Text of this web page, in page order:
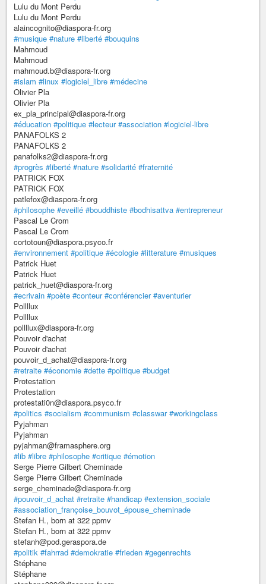
Lulu du Mont Perdu
Lulu du Mont Perdu
alaincognito@diaspora-fr.org
#musique #nature #liberté #bouquins
Mahmoud
Mahmoud
mahmoud.b@diaspora-fr.org
#islam #linux #logiciel_libre #médecine
Olivier Pla
Olivier Pla
ex_pla_principal@diaspora-fr.org
#éducation #politique #lecteur #association #logiciel-libre
PANAFOLKS 2
PANAFOLKS 2
panafolks2@diaspora-fr.org
#progrès #liberté #nature #solidarité #fraternité
PATRICK FOX
PATRICK FOX
patlefox@diaspora-fr.org
#philosophe #eveillé #bouddhiste #bodhisattva #entrepreneur
Pascal Le Crom
Pascal Le Crom
cortotoun@diaspora.psyco.fr
#environnement #politique #écologie #litterature #musiques
Patrick Huet
Patrick Huet
patrick_huet@diaspora-fr.org
#ecrivain #poète #conteur #conférencier #aventurier
Pollllux
Pollllux
pollllux@diaspora-fr.org
Pouvoir d'achat
Pouvoir d'achat
pouvoir_d_achat@diaspora-fr.org
#retraite #économie #dette #politique #budget
Protestation
Protestation
protestati0n@diaspora.psyco.fr
#politics #socialism #communism #classwar #workingclass
Pyjahman
Pyjahman
pyjahman@framasphere.org
#lib #libre #philosophe #critique #émotion
Serge Pierre Gilbert Cheminade
Serge Pierre Gilbert Cheminade
serge_cheminade@diaspora-fr.org
#pouvoir_d_achat #retraite #handicap #extension_sociale
#association_françoise_bouvot_épouse_cheminade
Stefan H., born at 322 ppmv
Stefan H., born at 322 ppmv
stefanh@pod.geraspora.de
#politik #fahrrad #demokratie #frieden #gegenrechts
Stéphane
Stéphane